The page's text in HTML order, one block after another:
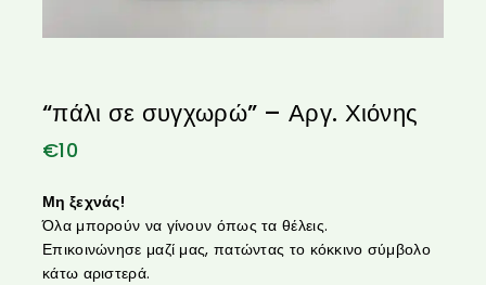
“πάλι σε συγχωρώ” – Αργ. Χιόνης
€10
Μη ξεχνάς!
Όλα μπορούν να γίνουν όπως τα θέλεις.
Επικοινώνησε μαζί μας, πατώντας το κόκκινο σύμβολο
κάτω αριστερά.